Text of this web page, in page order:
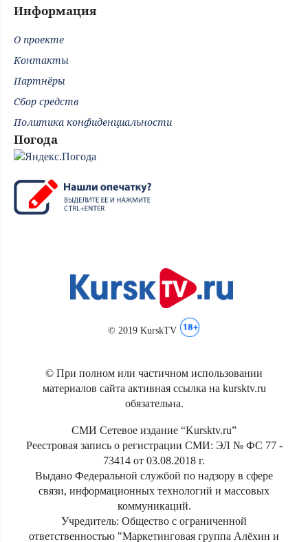
Информация
О проекте
Контакты
Партнёры
Сбор средств
Политика конфиденциальности
Погода
© 2019 KurskTV
© При полном или частичном использовании
материалов сайта активная ссылка на kursktv.ru
обязательна.
СМИ Сетевое издание “Kursktv.ru”
Реестровая запись о регистрации СМИ: ЭЛ № ФС 77 -
73414 от 03.08.2018 г.
Выдано Федеральной службой по надзору в сфере
связи, информационных технологий и массовых
коммуникаций.
Учредитель: Общество с ограниченной
ответственностью "Маркетинговая группа Алёхин и